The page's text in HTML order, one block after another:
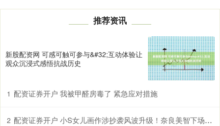
推荐资讯
新股配资网 可感可触可参与&#32;互动体验让
观众沉浸式感悟抗战历史
1 配资证券开户 我被甲醛房毒了 紧急应对措施
2 配资证券开户 小S女儿画作涉抄袭风波升级！奈良美智下场质问，已卖出百万台币